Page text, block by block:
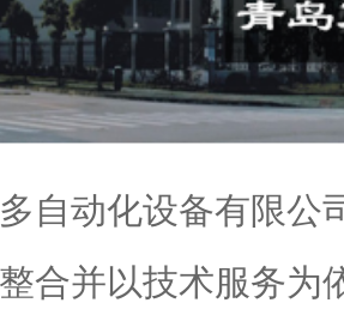
自动化设备有限公
合并以技术服务为